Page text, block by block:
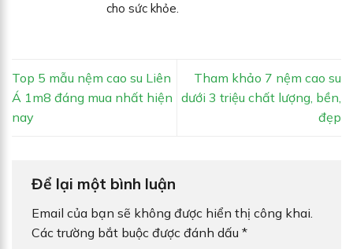
cho sức khỏe.
Top 5 mẫu nệm cao su Liên
Á 1m8 đáng mua nhất hiện
nay
Tham khảo 7 nệm cao su
dưới 3 triệu chất lượng, bền,
đẹp
Để lại một bình luận
Email của bạn sẽ không được hiển thị công khai.
Các trường bắt buộc được đánh dấu *